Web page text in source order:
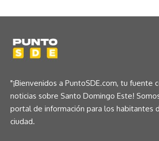
"¡Bienvenidos a PuntoSDE.com, tu fuente
noticias sobre Santo Domingo Este!
portal de información para los habitantes
ciudad.